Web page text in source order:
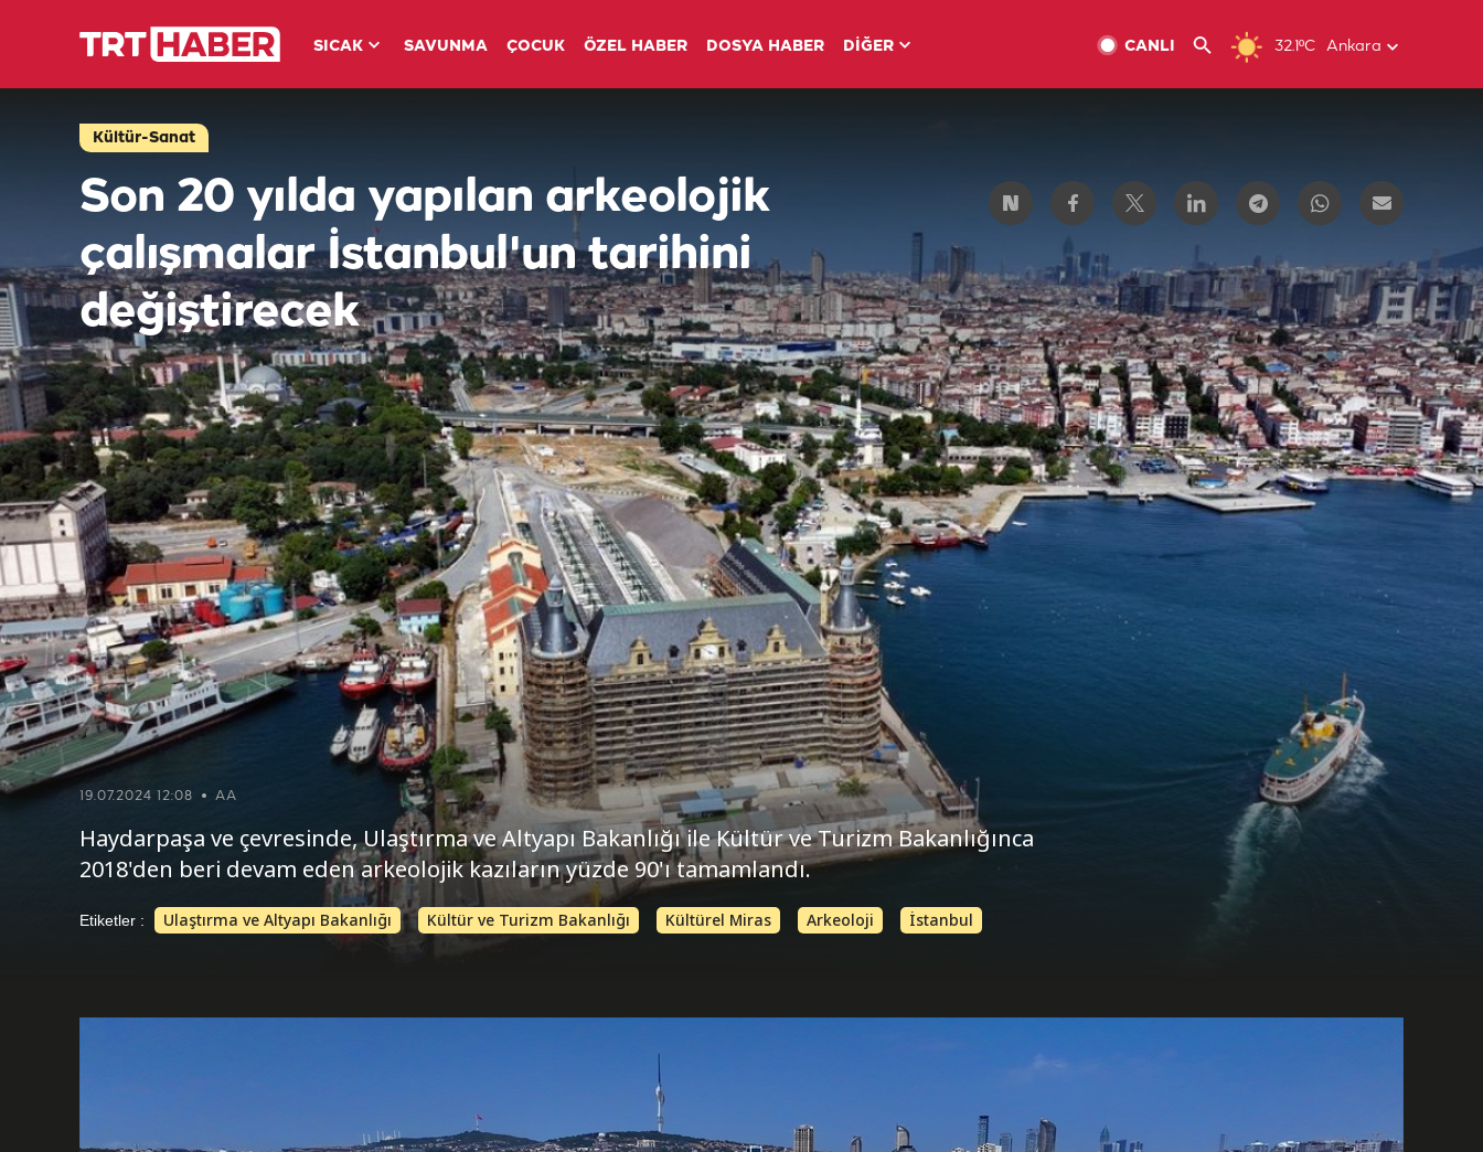
SICAK SAVUNMA ÇOCUK ÖZEL HABER DOSYA HABER DİĞER 32.1ºC Ankara
CANLI
Kültür-Sanat
Son 20 yılda yapılan arkeolojik
çalışmalar İstanbul'un tarihini
değiştirecek
19.07.2024 12:08 AA
Haydarpaşa ve çevresinde, Ulaştırma ve Altyapı Bakanlığı ile Kültür ve Turizm Bakanlığınca
2018'den beri devam eden arkeolojik kazıların yüzde 90'ı tamamlandı.
Etiketler : Ulaştırma ve Altyapı Bakanlığı Kültür ve Turizm Bakanlığı Kültürel Miras Arkeoloji İstanbul